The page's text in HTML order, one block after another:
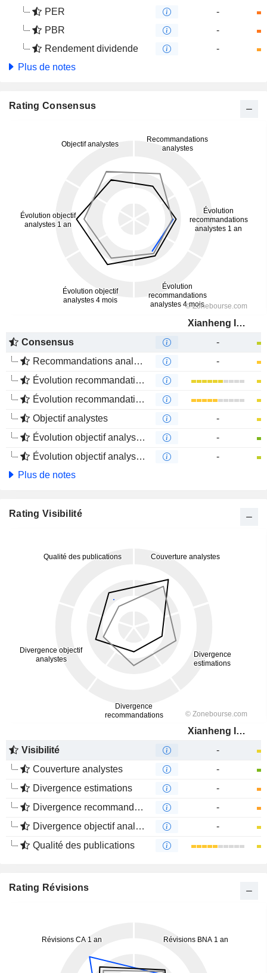
PER
-
PBR
-
Rendement dividende
-
Plus de notes
Rating Consensus
Xianheng International Science&Technology Co., Ltd.
Consensus
-
Recommandations analystes
-
Évolution recommandations analystes 1 an
Évolution recommandations analystes 4 mois
Objectif analystes
-
Évolution objectif analystes 1 an
-
Évolution objectif analystes 4 mois
-
Plus de notes
Rating Visibilité
Xianheng International Science&Technology Co., Ltd.
Visibilité
-
Couverture analystes
-
Divergence estimations
-
Divergence recommandations analystes
-
Divergence objectif analystes
-
Qualité des publications
Rating Révisions